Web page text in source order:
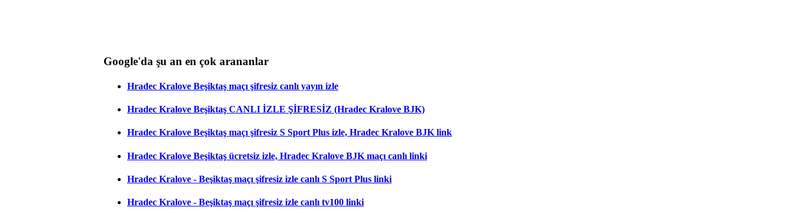
Google'da şu an en çok arananlar
Hradec Kralove Beşiktaş maçı şifresiz canlı yayın izle
Hradec Kralove Beşiktaş CANLI İZLE ŞİFRESİZ (Hradec Kralove BJK)
Hradec Kralove Beşiktaş maçı şifresiz S Sport Plus izle, Hradec Kralove BJK link
Hradec Kralove Beşiktaş ücretsiz izle, Hradec Kralove BJK maçı canlı linki
Hradec Kralove - Beşiktaş maçı şifresiz izle canlı S Sport Plus linki
Hradec Kralove - Beşiktaş maçı şifresiz izle canlı tv100 linki